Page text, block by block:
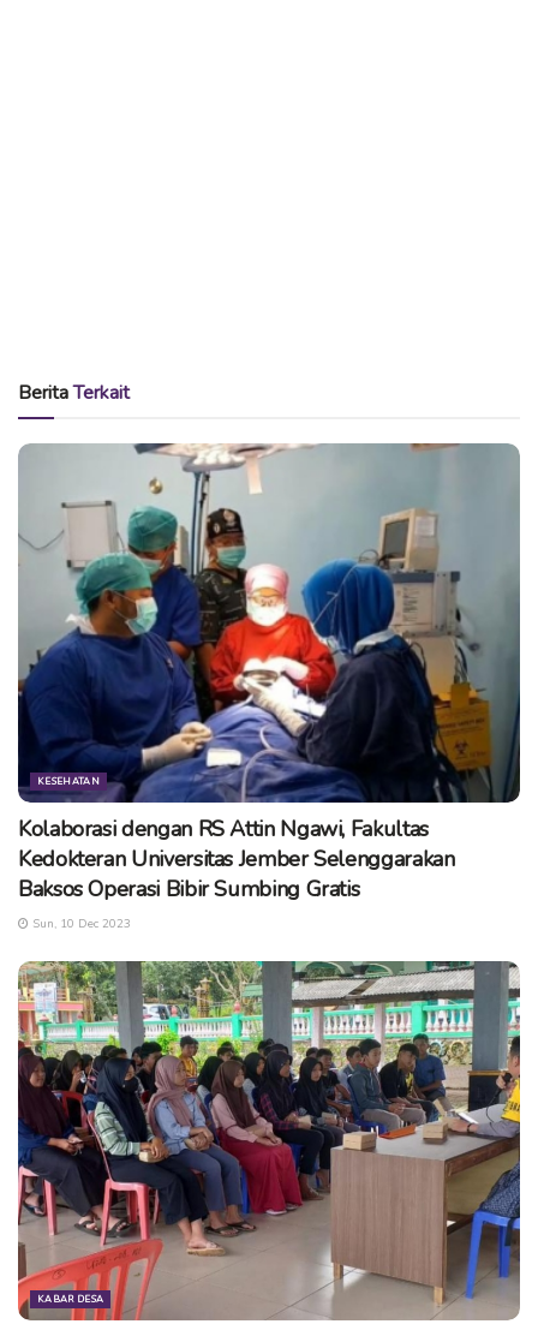
BeritaTerkait
KESEHATAN
Kolaborasi dengan RS Attin Ngawi, Fakultas
Kedokteran Universitas Jember Selenggarakan
Baksos Operasi Bibir Sumbing Gratis
Sun, 10 Dec 2023
KABAR DESA